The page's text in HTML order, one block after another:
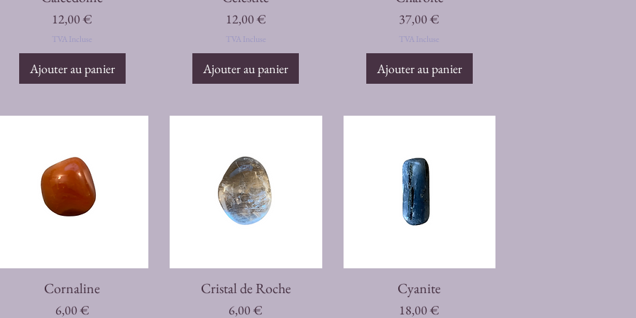
Prix
12,00 €
TVA Incluse
Ajouter au panier
Prix
12,00 €
TVA Incluse
Ajouter au panier
Prix
37,00 €
TVA Incluse
Ajouter au panier
Aperçu rapide
Cornaline
Prix
6,00 €
Aperçu rapide
Cristal de Roche
Prix
6,00 €
Aperçu rapide
Cyanite
Prix
18,00 €